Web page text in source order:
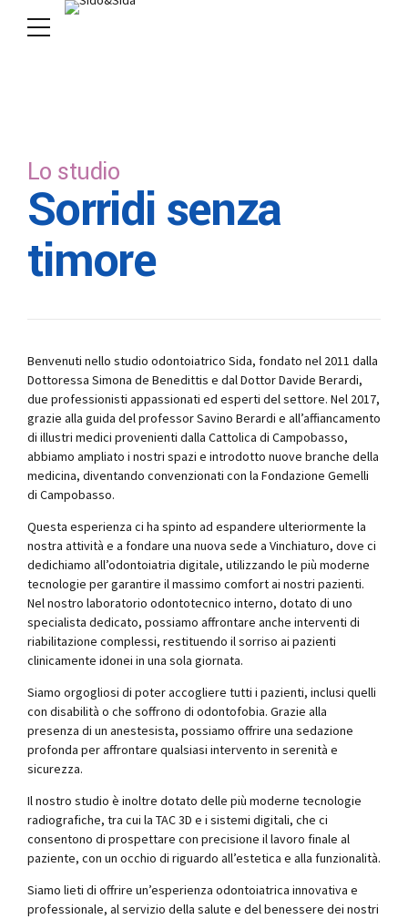
Lo studio
Sorridi senza
timore
Benvenuti nello studio odontoiatrico Sida, fondato nel 2011 dalla
Dottoressa Simona de Benedittis e dal Dottor Davide Berardi,
due professionisti appassionati ed esperti del settore. Nel 2017,
grazie alla guida del professor Savino Berardi e all’affiancamento
di illustri medici provenienti dalla Cattolica di Campobasso,
abbiamo ampliato i nostri spazi e introdotto nuove branche della
medicina, diventando convenzionati con la Fondazione Gemelli
di Campobasso.
Questa esperienza ci ha spinto ad espandere ulteriormente la
nostra attività e a fondare una nuova sede a Vinchiaturo, dove ci
dedichiamo all’odontoiatria digitale, utilizzando le più moderne
tecnologie per garantire il massimo comfort ai nostri pazienti.
Nel nostro laboratorio odontotecnico interno, dotato di uno
specialista dedicato, possiamo affrontare anche interventi di
riabilitazione complessi, restituendo il sorriso ai pazienti
clinicamente idonei in una sola giornata.
Siamo orgogliosi di poter accogliere tutti i pazienti, inclusi quelli
con disabilità o che soffrono di odontofobia. Grazie alla
presenza di un anestesista, possiamo offrire una sedazione
profonda per affrontare qualsiasi intervento in serenità e
sicurezza.
Il nostro studio è inoltre dotato delle più moderne tecnologie
radiografiche, tra cui la TAC 3D e i sistemi digitali, che ci
consentono di prospettare con precisione il lavoro finale al
paziente, con un occhio di riguardo all’estetica e alla funzionalità.
Siamo lieti di offrire un’esperienza odontoiatrica innovativa e
professionale, al servizio della salute e del benessere dei nostri